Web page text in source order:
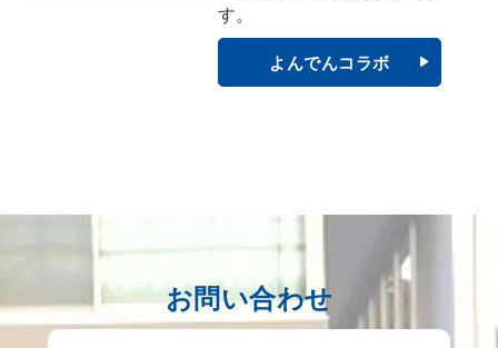
す。
よんでんコラボ
お問い合わせ